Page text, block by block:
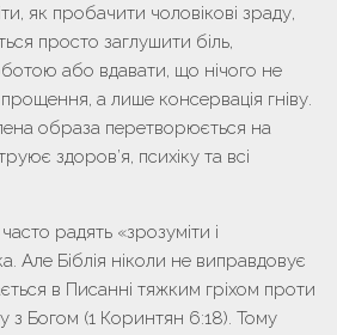
як пробачити чоловікові зраду,
просто заглушити біль,
або вдавати, що нічого не
а лише консервація гніву.
образа перетворюється на
здоров’я, психіку та всі
радять «зрозуміти і
Але Біблія ніколи не виправдовує
в Писанні тяжким гріхом проти
з Богом (1 Коринтян 6:18). Тому